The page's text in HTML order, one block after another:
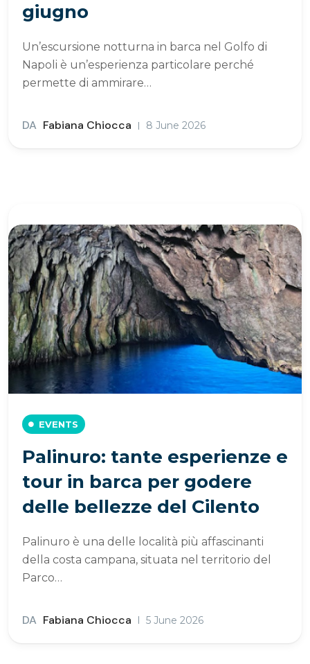
giugno
Un’escursione notturna in barca nel Golfo di
Napoli è un’esperienza particolare perché
permette di ammirare…
DA Fabiana Chiocca 8 June 2026
EVENTS
Palinuro: tante esperienze e
tour in barca per godere
delle bellezze del Cilento
Palinuro è una delle località più affascinanti
della costa campana, situata nel territorio del
Parco…
DA Fabiana Chiocca 5 June 2026